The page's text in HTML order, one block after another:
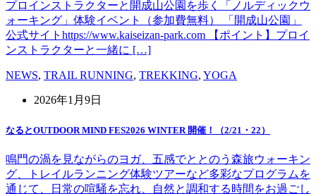
プロインストラクターと開成山公園を歩く「ノルディックウ
ォーキング」体験イベント（参加費無料） 「開成山公園」
公式サイトhttps://www.kaiseizan-park.com 【ポイント】プロイ
ンストラクターと一緒に […]
NEWS, TRAIL RUNNING, TREKKING, YOGA
2026年1月9日
なるとOUTDOOR MIND FES2026 WINTER 開催！（2/21・22）
鳴門の渦を見ながらのヨガ、五感でととのう森旅ウォーキン
グ、トレイルランニング体験ツアーなど多彩なプログラムを
通じて、日常の喧騒を忘れ、自然と調和する時間をお過ごし